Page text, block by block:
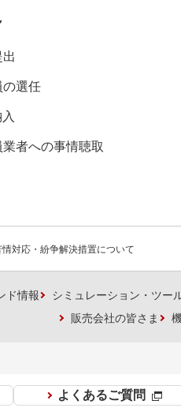
の選任
者への事情聴取
情対応・紛争解決措置について
ド情報 シミュレーション・ツー
販売会社の皆さま
よくあるご質問